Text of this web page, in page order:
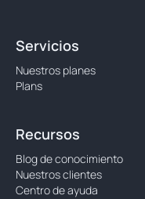
Servicios
Nuestros planes
Plans
Recursos
Blog de conocimiento
Nuestros clientes
Centro de ayuda